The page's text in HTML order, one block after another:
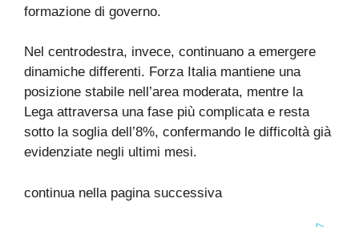
formazione di governo.
Nel centrodestra, invece, continuano a emergere
dinamiche differenti. Forza Italia mantiene una
posizione stabile nell’area moderata, mentre la
Lega attraversa una fase più complicata e resta
sotto la soglia dell’8%, confermando le difficoltà già
evidenziate negli ultimi mesi.
continua nella pagina successiva